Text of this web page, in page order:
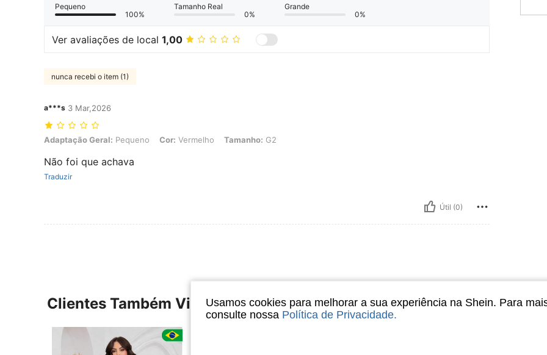
Pequeno
100%
Tamanho Real
0%
Grande
0%
Ver avaliações de local 1,00
nunca recebi o item (1)
a***s 3 Mar,2026
Adaptação Geral: Pequeno, Cor: Vermelho, Tamanho: G2
Adaptação Geral: Pequeno Cor: Vermelho Tamanho: G2
Não foi que achava
Traduzir
Útil (0)
Clientes Também VisitaramUsamos cookies para melhorar a sua experiência na Shein. Para
consulte nossa Política de Privacidade.